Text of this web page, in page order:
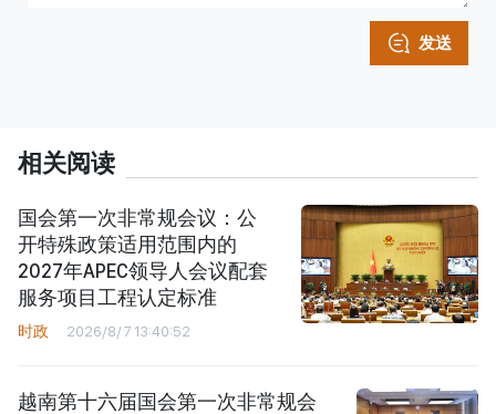
发送
相关阅读
国会第一次非常规会议：公
开特殊政策适用范围内的
2027年APEC领导人会议配套
服务项目工程认定标准
时政 2026/8/7 13:40:52
越南第十六届国会第一次非常规会